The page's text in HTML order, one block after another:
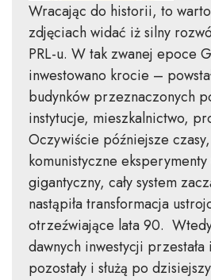
Wracając do historii, to
zdjęciach widać iż silny
PRL-u. W tak zwanej epoce
inwestowano krocie –
budynków przeznaczonych
instytucje, mieszkalnictwo,
Oczywiście późniejsze
komunistyczne
gigantyczny, cały system
nastąpiła transformacja
otrzeźwiające lata 90.
dawnych inwestycji
pozostały i służą po